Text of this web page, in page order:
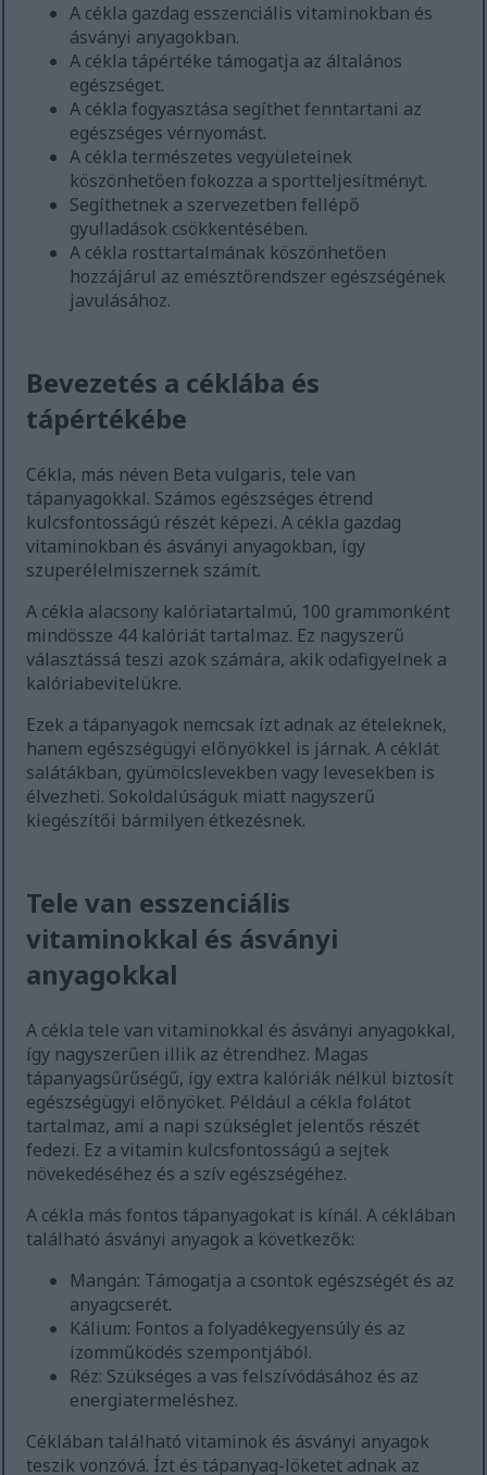
A cékla gazdag esszenciális vitaminokban és
ásványi anyagokban.
A cékla tápértéke támogatja az általános
egészséget.
A cékla fogyasztása segíthet fenntartani az
egészséges vérnyomást.
A cékla természetes vegyületeinek
köszönhetően fokozza a sportteljesítményt.
Segíthetnek a szervezetben fellépő
gyulladások csökkentésében.
A cékla rosttartalmának köszönhetően
hozzájárul az emésztőrendszer egészségének
javulásához.
Bevezetés a céklába és
tápértékébe
Cékla, más néven Beta vulgaris, tele van
tápanyagokkal. Számos egészséges étrend
kulcsfontosságú részét képezi. A cékla gazdag
vitaminokban és ásványi anyagokban, így
szuperélelmiszernek számít.
A cékla alacsony kalóriatartalmú, 100 grammonként
mindössze 44 kalóriát tartalmaz. Ez nagyszerű
választássá teszi azok számára, akik odafigyelnek a
kalóriabevitelükre.
Ezek a tápanyagok nemcsak ízt adnak az ételeknek,
hanem egészségügyi előnyökkel is járnak. A céklát
salátákban, gyümölcslevekben vagy levesekben is
élvezheti. Sokoldalúságuk miatt nagyszerű
kiegészítői bármilyen étkezésnek.
Tele van esszenciális
vitaminokkal és ásványi
anyagokkal
A cékla tele van vitaminokkal és ásványi anyagokkal,
így nagyszerűen illik az étrendhez. Magas
tápanyagsűrűségű, így extra kalóriák nélkül biztosít
egészségügyi előnyöket. Például a cékla folátot
tartalmaz, ami a napi szükséglet jelentős részét
fedezi. Ez a vitamin kulcsfontosságú a sejtek
növekedéséhez és a szív egészségéhez.
A cékla más fontos tápanyagokat is kínál. A céklában
található ásványi anyagok a következők:
Mangán: Támogatja a csontok egészségét és az
anyagcserét.
Kálium: Fontos a folyadékegyensúly és az
izomműködés szempontjából.
Réz: Szükséges a vas felszívódásához és az
energiatermeléshez.
Céklában található vitaminok és ásványi anyagok
teszik vonzóvá. Ízt és tápanyag-löketet adnak az